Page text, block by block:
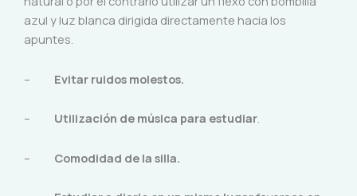
azul y luz blanca dirigida directamente hacia los
apuntes.
– Evitar ruidos molestos.
– Utilización de música para estudiar.
– Comodidad de la silla.